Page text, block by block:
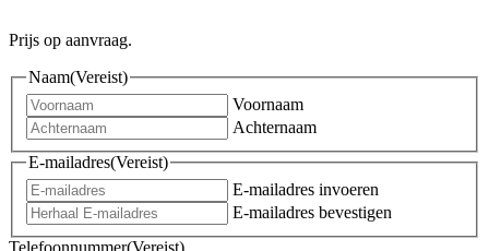
Prijs op aanvraag.
Naam(Vereist)
Voornaam
Achternaam
E-mailadres(Vereist)
E-mailadres invoeren
E-mailadres bevestigen
Telefoonnummer(Vereist)